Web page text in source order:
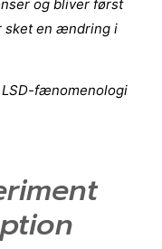
og bliver først
sket en ændring i
LSD-fænomenologi